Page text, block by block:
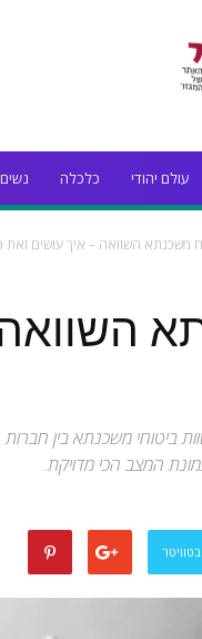
עולם יהודי כלכלה נשים
משכנתא השוואה – איך עושים זאת
ביטוחי משכנתא בין
המצב הכי מדויקת.
בטוויטר